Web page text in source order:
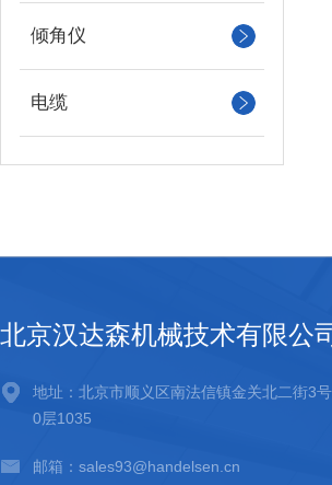
倾角仪
电缆
北京汉达森机械技术有限公
地址：北京市顺义区南法信镇金关北二街3
0层1035
邮箱：sales93@handelsen.cn